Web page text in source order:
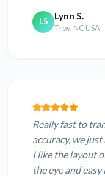
LS Lynn S.
Troy, NC USA
Really fast to
accuracy, we
I like the layout
the eye and